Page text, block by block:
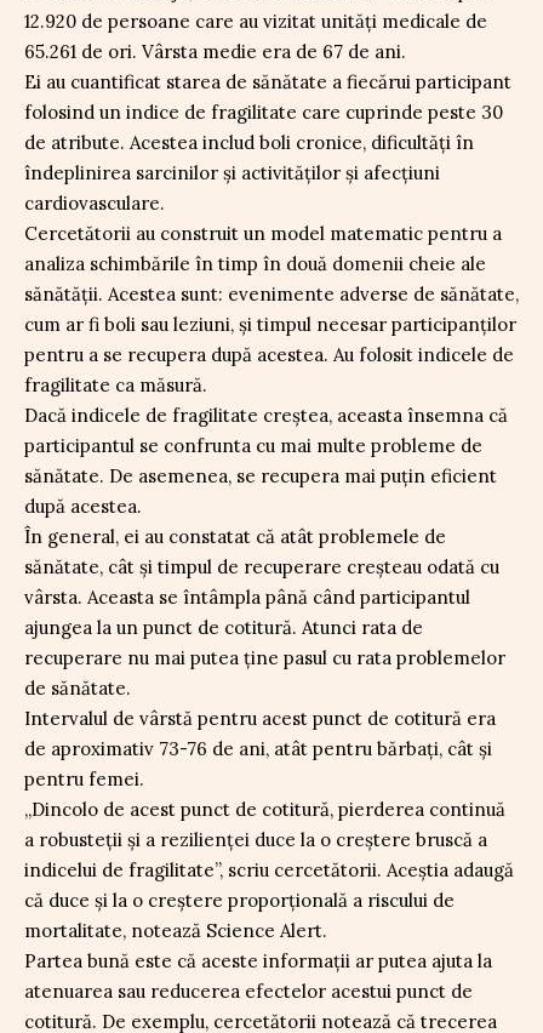
12.920 de persoane care au vizitat unități medicale de
65.261 de ori. Vârsta medie era de 67 de ani.
Ei au cuantificat starea de sănătate a fiecărui participant
folosind un indice de fragilitate care cuprinde peste 30
de atribute. Acestea includ boli cronice, dificultăți în
îndeplinirea sarcinilor și activităților și afecțiuni
cardiovasculare.
Cercetătorii au construit un model matematic pentru a
analiza schimbările în timp în două domenii cheie ale
sănătății. Acestea sunt: evenimente adverse de sănătate,
cum ar fi boli sau leziuni, și timpul necesar participanților
pentru a se recupera după acestea. Au folosit indicele de
fragilitate ca măsură.
Dacă indicele de fragilitate creștea, aceasta însemna că
participantul se confrunta cu mai multe probleme de
sănătate. De asemenea, se recupera mai puțin eficient
după acestea.
În general, ei au constatat că atât problemele de
sănătate, cât și timpul de recuperare creșteau odată cu
vârsta. Aceasta se întâmpla până când participantul
ajungea la un punct de cotitură. Atunci rata de
recuperare nu mai putea ține pasul cu rata problemelor
de sănătate.
Intervalul de vârstă pentru acest punct de cotitură era
de aproximativ 73-76 de ani, atât pentru bărbați, cât și
pentru femei.
„Dincolo de acest punct de cotitură, pierderea continuă
a robusteții și a rezilienței duce la o creștere bruscă a
indicelui de fragilitate”, scriu cercetătorii. Aceștia adaugă
că duce și la o creștere proporțională a riscului de
mortalitate, notează Science Alert.
Partea bună este că aceste informații ar putea ajuta la
atenuarea sau reducerea efectelor acestui punct de
cotitură. De exemplu, cercetătorii notează că trecerea